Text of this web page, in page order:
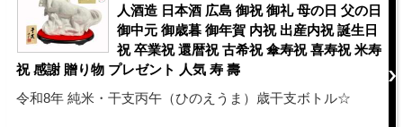
人酒造 日本酒 広島 御祝 御礼 母の日 父の日
御中元 御歳暮 御年賀 内祝 出産内祝 誕生日
祝 卒業祝 還暦祝 古希祝 傘寿祝 喜寿祝 米寿
祝 感謝 贈り物 プレゼント 人気 寿 壽
令和8年 純米・干支丙午（ひのえうま）歳干支ボトル☆